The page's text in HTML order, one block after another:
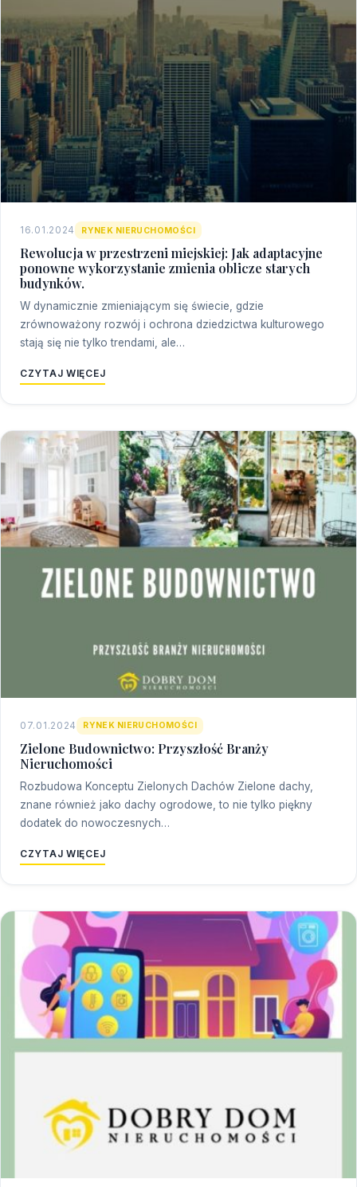
16.01.2024 RYNEK NIERUCHOMOŚCI
Rewolucja w przestrzeni miejskiej: Jak adaptacyjne
ponowne wykorzystanie zmienia oblicze starych
budynków.
W dynamicznie zmieniającym się świecie, gdzie
zrównoważony rozwój i ochrona dziedzictwa kulturowego
stają się nie tylko trendami, ale…
CZYTAJ WIĘCEJ
07.01.2024 RYNEK NIERUCHOMOŚCI
Zielone Budownictwo: Przyszłość Branży
Nieruchomości
Rozbudowa Konceptu Zielonych Dachów Zielone dachy,
znane również jako dachy ogrodowe, to nie tylko piękny
dodatek do nowoczesnych…
CZYTAJ WIĘCEJ